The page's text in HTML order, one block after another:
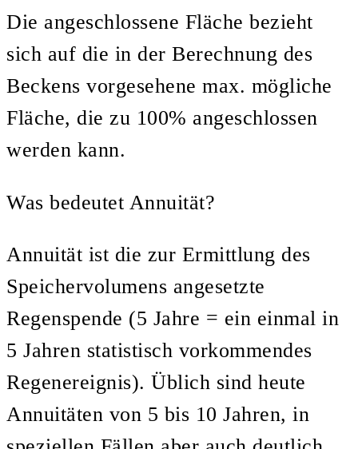
Die angeschlossene Fläche bezieht
sich auf die in der Berechnung des
Beckens vorgesehene max. mögliche
Fläche, die zu 100% angeschlossen
werden kann.
Was bedeutet Annuität?
Annuität ist die zur Ermittlung des
Speichervolumens angesetzte
Regenspende (5 Jahre = ein einmal in
5 Jahren statistisch vorkommendes
Regenereignis). Üblich sind heute
Annuitäten von 5 bis 10 Jahren, in